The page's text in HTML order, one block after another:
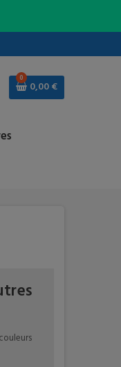
0
0,00 €